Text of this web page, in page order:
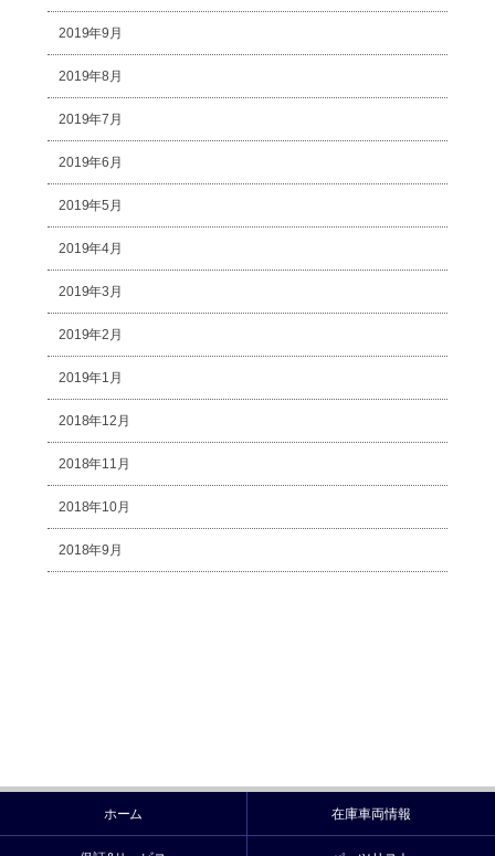
2019年9月
2019年8月
2019年7月
2019年6月
2019年5月
2019年4月
2019年3月
2019年2月
2019年1月
2018年12月
2018年11月
2018年10月
2018年9月
ホーム 在庫車両情報